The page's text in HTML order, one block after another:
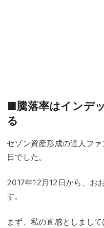
■騰落率はインデ
る
セゾン資産形成の達人フ
日でした。
2017年12月12日から、お
す。
まず、私の直感としまして